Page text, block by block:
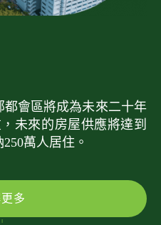
會區將成為未來二十年
未來的房屋供應將達到
萬人居住。
多